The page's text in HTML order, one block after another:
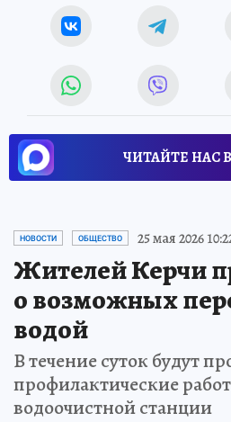
ЧИТАЙТЕ НАС
НОВОСТИ ОБЩЕСТВО 25 мая 2026
Жителей Керчи
о возможных
водой
В течение суток будут
профилактические
водоочистной станции